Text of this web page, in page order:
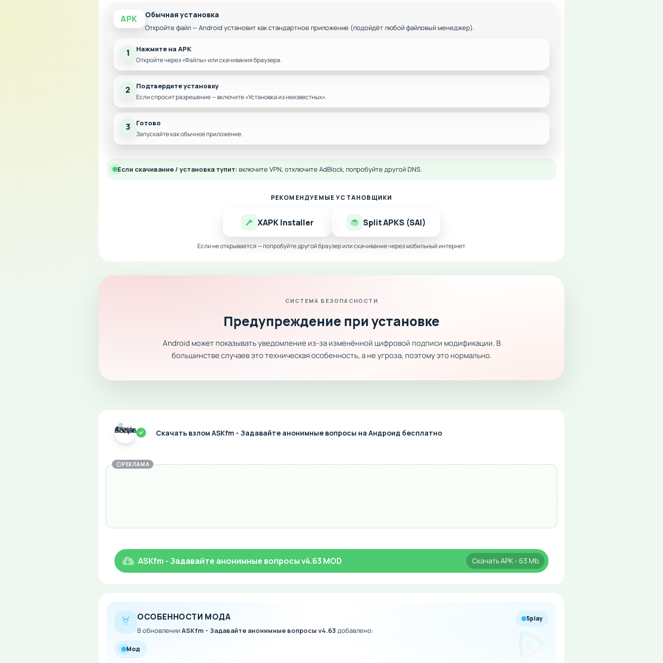
APK Обычная установка
Откройте файл — Android установит как стандартное приложение (подойдёт любой файловый менеджер).
1 Нажмите на APK
Откройте через «Файлы» или скачивания браузера.
2 Подтвердите установку
Если спросит разрешение — включите «Установка из неизвестных».
3 Готово
Запускайте как обычное приложение.
Если скачивание / установка тупит: включите VPN, отключите AdBlock, попробуйте другой DNS.
РЕКОМЕНДУЕМЫЕ УСТАНОВЩИКИ
XAPK Installer Split APKS (SAI)
Если не открывается — попробуйте другой браузер или скачивание через мобильный интернет.
СИСТЕМА БЕЗОПАСНОСТИ
Предупреждение при установке
Android может показывать уведомление из-за изменённой цифровой подписи модификации. В
большинстве случаев это техническая особенность, а не угроза, поэтому это нормально.
Скачать взлом ASKfm - Задавайте анонимные вопросы на Андроид бесплатно
РЕКЛАМА
ASKfm - Задавайте анонимные вопросы v4.63 MOD СкачатьAPK- 63 Mb
ОСОБЕННОСТИ МОДА
В обновленииASKfm - Задавайте анонимные вопросы v4.63 добавлено:
5play
Мод